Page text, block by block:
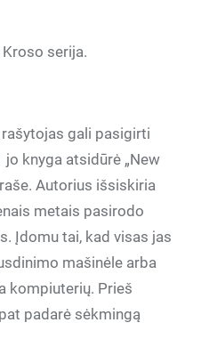
serija.
gali pasigirti
knyga atsidūrė „New
Autorius išsiskiria
metais pasirodo
Įdomu tai, kad visas jas
mašinėle arba
kompiuterių. Prieš
padarė sėkmingą